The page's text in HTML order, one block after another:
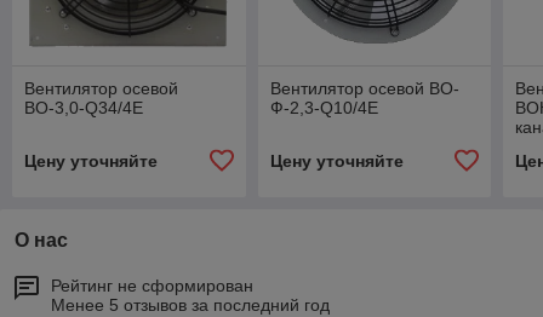
Вентилятор осевой
ВО-3,0-Q34/4E
Цену уточняйте
Вентилятор осевой ВО-
Ф-2,3-Q10/4E
Цену уточняйте
О нас
Рейтинг не сформирован
Менее 5 отзывов за последний год